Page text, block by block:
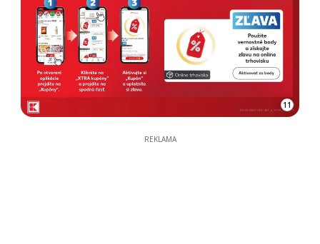
11
REKLAMA